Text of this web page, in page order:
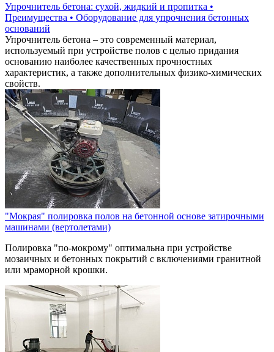
Упрочнитель бетона: сухой, жидкий и пропитка •
Преимущества • Оборудование для упрочнения бетонных
оснований
Упрочнитель бетона – это современный материал,
используемый при устройстве полов с целью придания
основанию наиболее качественных прочностных
характеристик, а также дополнительных физико-химических
свойств.
"Мокрая" полировка полов на бетонной основе затирочными
машинами (вертолетами)
Полировка "по-мокрому" оптимальна при устройстве
мозаичных и бетонных покрытий с включениями гранитной
или мраморной крошки.